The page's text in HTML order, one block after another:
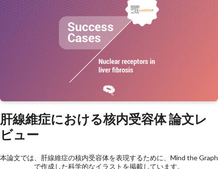
肝線維症における核内受容体 論文レ
ビュー
本論文では、肝線維症の核内受容体を表現するために、Mind the Graph
で作成した科学的なイラストを掲載しています。